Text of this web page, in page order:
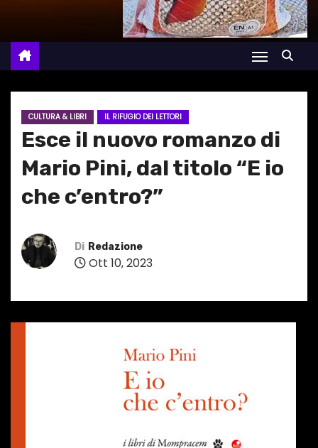
CULTURA & LIBRI IL RIFUGIO DEI LETTORI
Esce il nuovo romanzo di
Mario Pini, dal titolo “E io
che c’entro?”
Di Redazione
Ott 10, 2023